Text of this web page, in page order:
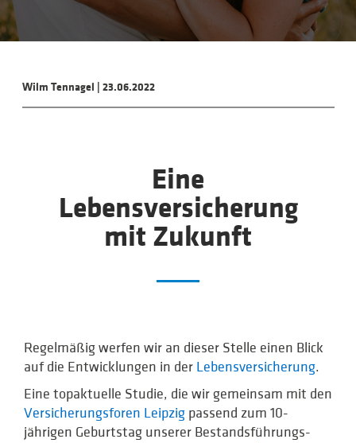
Wilm Tennagel 23.06.2022
Eine
Lebensversicherung
mit Zukunft
Regelmäßig werfen wir an dieser Stelle einen Blick
auf die Entwicklungen in der Lebensversicherung.
Eine topaktuelle Studie, die wir gemeinsam mit den
Versicherungsforen Leipzig passend zum 10-
jährigen Geburtstag unserer Bestandsführungs-